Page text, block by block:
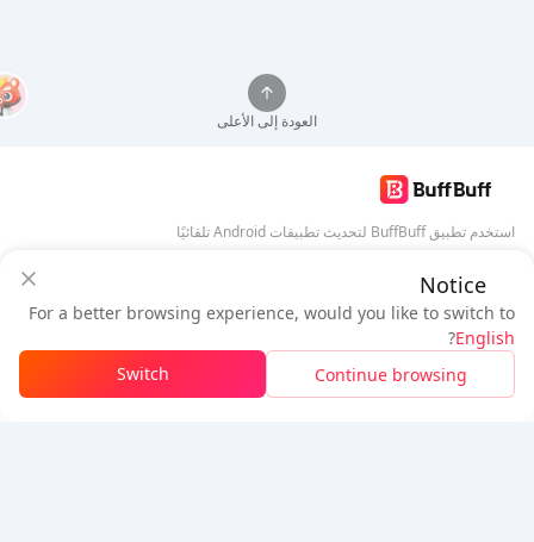
وفرت$0.35
$1.03
سجل دخولللحصول على50 نقطة (0.50 دولار) +
1نقطة (0.01دولار)
شحن الرصيد
Notice
For a better browsing experience, would you like to switch to
English
?
Continue browsing
Switch
العودة إلى الأعلى
استخدم تطبيق BuffBuff لتحديث تطبيقات Android تلقائيًا
تابعنا
5% OFF
5% OFF